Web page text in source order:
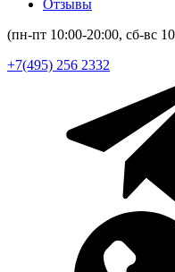
Отзывы
(пн-пт 10:00-20:00, сб-вс
+7(495) 256 2332